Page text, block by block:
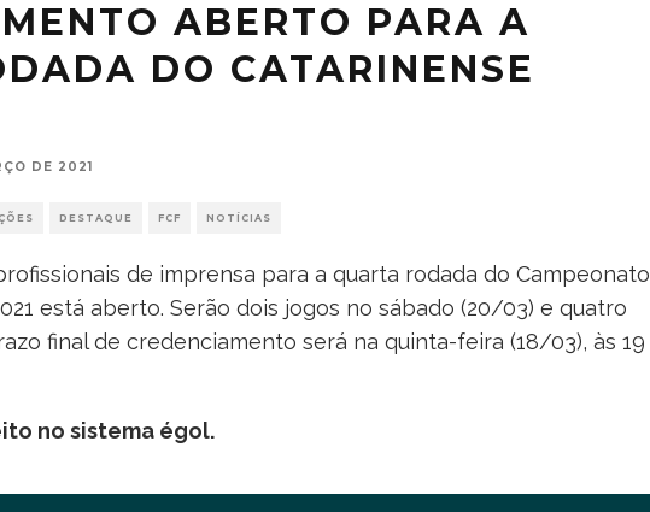
ABERTO PARA A
DO CATARINENSE
DE 2021
DESTAQUE FCF NOTÍCIAS
de imprensa para a quarta rodada do Campeonato
está aberto. Serão dois jogos no sábado (20/03) e quatro
final de credenciamento será na quinta-feira (18/03), às 19
no sistema égol.